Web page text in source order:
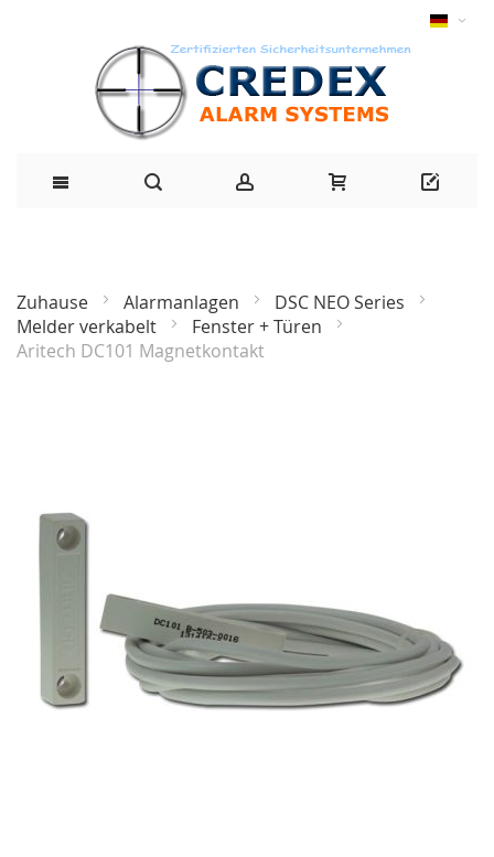
Zuhause Alarmanlagen
DSC NEO Series
Melder verkabelt
Fenster + Türen
Aritech DC101 Magnetkontakt